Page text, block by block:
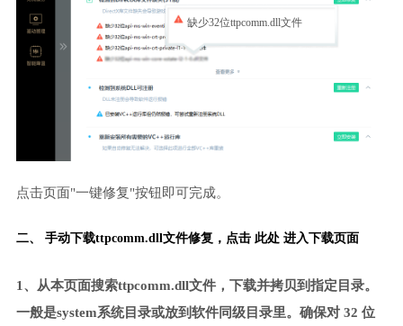
缺少32位ttpcomm.dll文件
点击页面"一键修复"按钮即可完成。
二、 手动下载ttpcomm.dll文件修复， 点击 此处 进入下载页面
1、从本页面搜索ttpcomm.dll文件，下载并拷贝到指定目录。
一般是system系统目录或放到软件同级目录里。确保对 32 位